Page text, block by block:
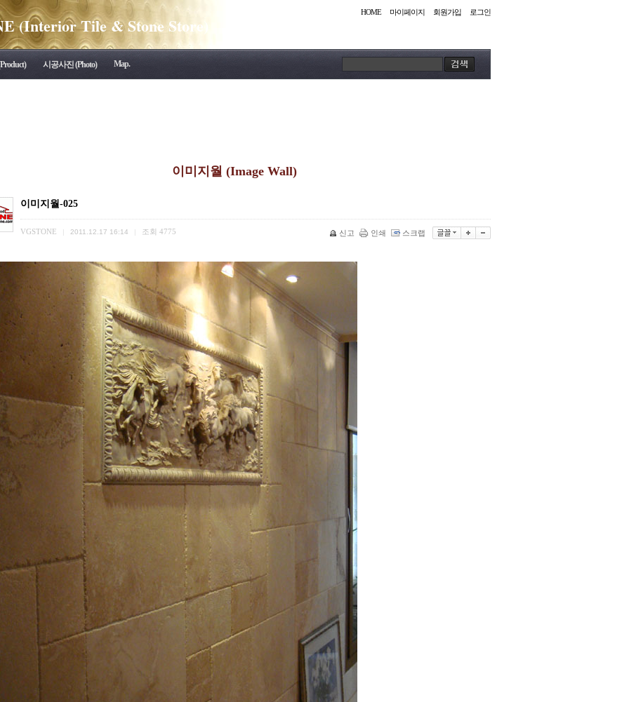
(Interior Tile & Stone Store)
HOME 마이페이지 회원가입 로그인
시공사진 (Photo) Map.
이미지월 (Image Wall)
이미지월-025
VGSTONE 2011.12.17 16:14 조회 4775 신고 인쇄 스크랩